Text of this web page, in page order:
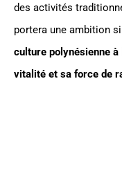
des activités
portera une ambition
culture polynésienne à
vitalité et sa force de